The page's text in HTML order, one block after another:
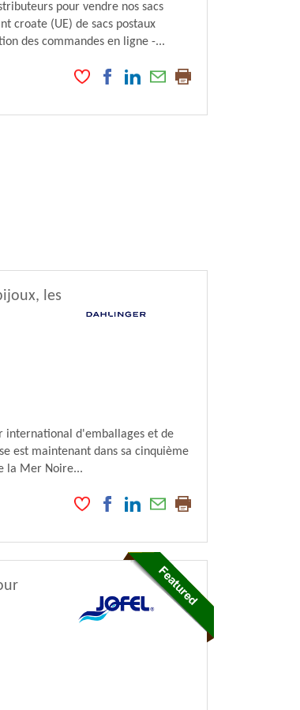
pour vendre nos sacs
croate (UE) de sacs postaux
des commandes en ligne -...
les
international d'emballages et de
est maintenant dans sa cinquième
la Mer Noire...